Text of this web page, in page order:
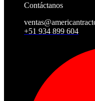
Contáctanos
+51 934 899 604